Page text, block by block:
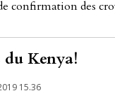
con­fir­ma­ti­on des
du Kenya!
15.36